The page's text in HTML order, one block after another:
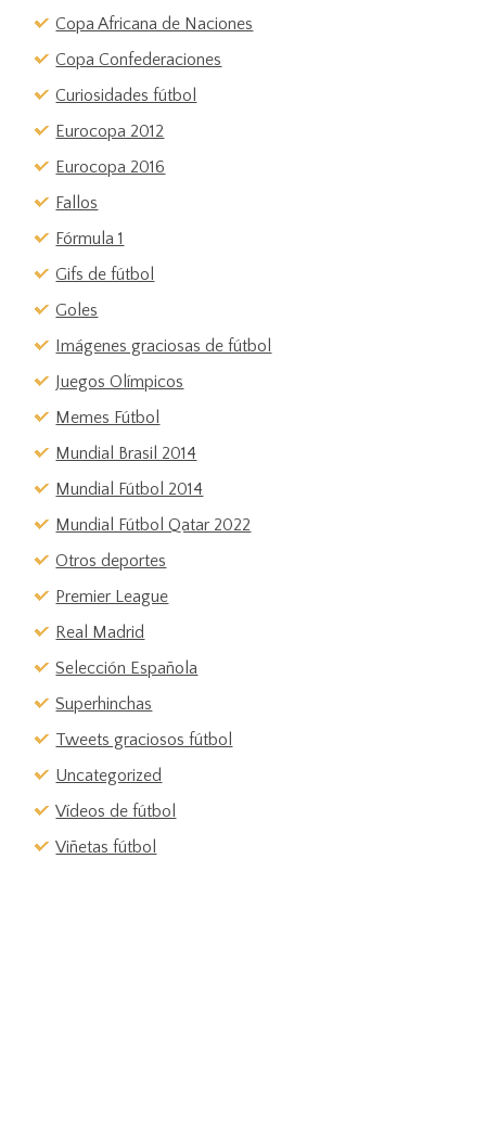
Copa Africana de Naciones
Copa Confederaciones
Curiosidades fútbol
Eurocopa 2012
Eurocopa 2016
Fallos
Fórmula 1
Gifs de fútbol
Goles
Imágenes graciosas de fútbol
Juegos Olímpicos
Memes Fútbol
Mundial Brasil 2014
Mundial Fútbol 2014
Mundial Fútbol Qatar 2022
Otros deportes
Premier League
Real Madrid
Selección Española
Superhinchas
Tweets graciosos fútbol
Uncategorized
Vídeos de fútbol
Viñetas fútbol